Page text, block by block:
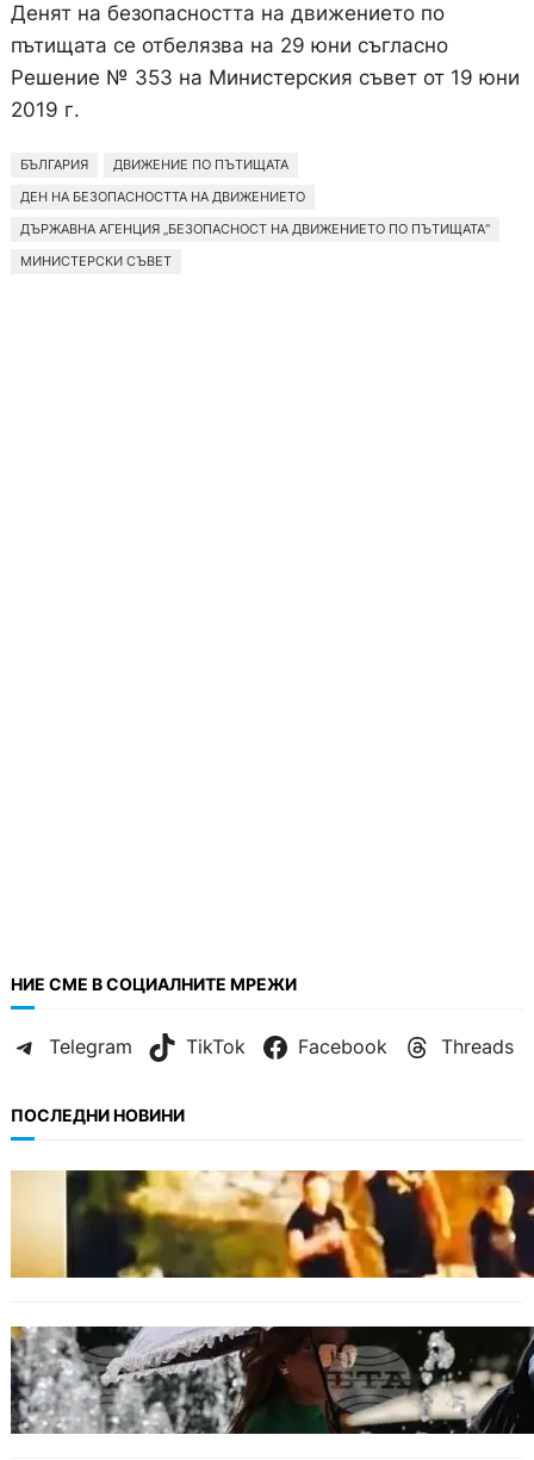
Денят на безопасността на движението по
пътищата се отбелязва на 29 юни съгласно
Решение № 353 на Министерския съвет от 19 юни
2019 г.
БЪЛГАРИЯ
ДВИЖЕНИЕ ПО ПЪТИЩАТА
ДЕН НА БЕЗОПАСНОСТТА НА ДВИЖЕНИЕТО
ДЪРЖАВНА АГЕНЦИЯ „БЕЗОПАСНОСТ НА ДВИЖЕНИЕТО ПО ПЪТИЩАТА“
МИНИСТЕРСКИ СЪВЕТ
НИЕ СМЕ В СОЦИАЛНИТЕ МРЕЖИ
Telegram TikTok Facebook Threads
ПОСЛЕДНИ НОВИНИ
МНЕНИЯ
Скандалът в Банско: Имало ли е
провокация от италианските младежи
преди нацистките нападки?
БЕЗ КАТЕГОРИЯ
Жега до 37°: НИМХ обяви оранжев и жълт
код за опасно време.